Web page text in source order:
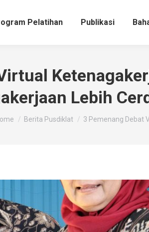
Pelatihan Publikasi
Lebih
are here:Berita Pusdiklat 3 Pemenang Debat